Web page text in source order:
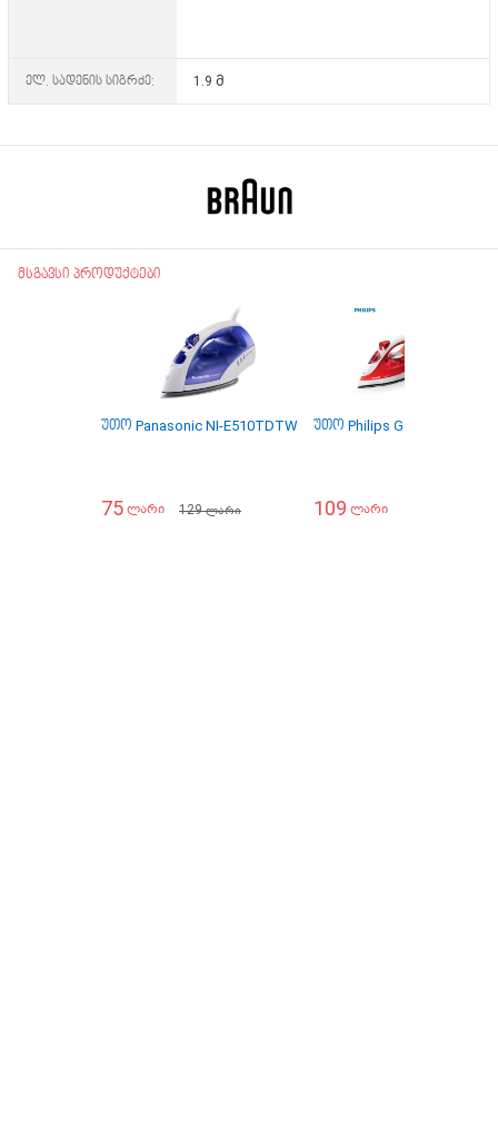
ელ. სადენის სიგრძე: 1.9 მ
მსგავსი პროდუქტები
უთო Panasonic NI-E510TDTW
75 ლარი 129ლარი
უთო Philips GC1742/40
109 ლარი